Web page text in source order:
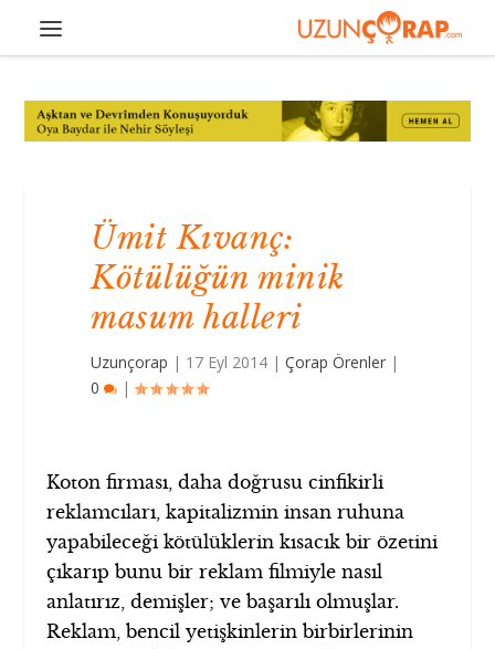
Ümit Kıvanç:
Kötülüğün minik
masum halleri
Uzunçorap | 17 Eyl 2014 |Çorap Örenler |
0
|
Koton firması, daha doğrusu cinfikirli
reklamcıları, kapitalizmin insan ruhuna
yapabileceği kötülüklerin kısacık bir özetini
çıkarıp bunu bir reklam filmiyle nasıl
anlatırız, demişler; ve başarılı olmuşlar.
Reklam, bencil yetişkinlerin birbirlerinin